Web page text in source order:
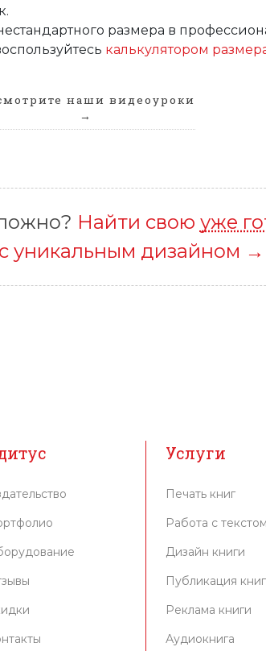
размера в
калькулятором
наши видеоуроки
→
Найти свою уже
уникальным дизайном →
Услуги
Печать книг
Работа с
Дизайн книги
Публикация книг
Реклама книги
Аудиокнига